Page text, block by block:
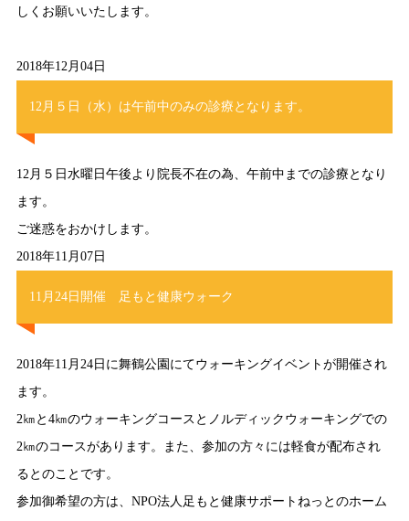
しくお願いいたします。
2018年12月04日
12月５日（水）は午前中のみの診療となります。
12月５日水曜日午後より院長不在の為、午前中までの診療となり
ます。
ご迷惑をおかけします。
2018年11月07日
11月24日開催 足もと健康ウォーク
2018年11月24日に舞鶴公園にてウォーキングイベントが開催され
ます。
2㎞と4㎞のウォーキングコースとノルディックウォーキングでの
2㎞のコースがあります。また、参加の方々には軽食が配布され
るとのことです。
参加御希望の方は、NPO法人足もと健康サポートねっとのホーム